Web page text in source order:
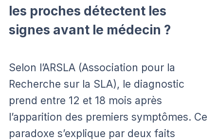
les proches détectent les
signes avant le médecin ?
Selon l’ARSLA (Association pour la
Recherche sur la SLA), le diagnostic
prend entre 12 et 18 mois après
l’apparition des premiers symptômes. Ce
paradoxe s’explique par deux faits